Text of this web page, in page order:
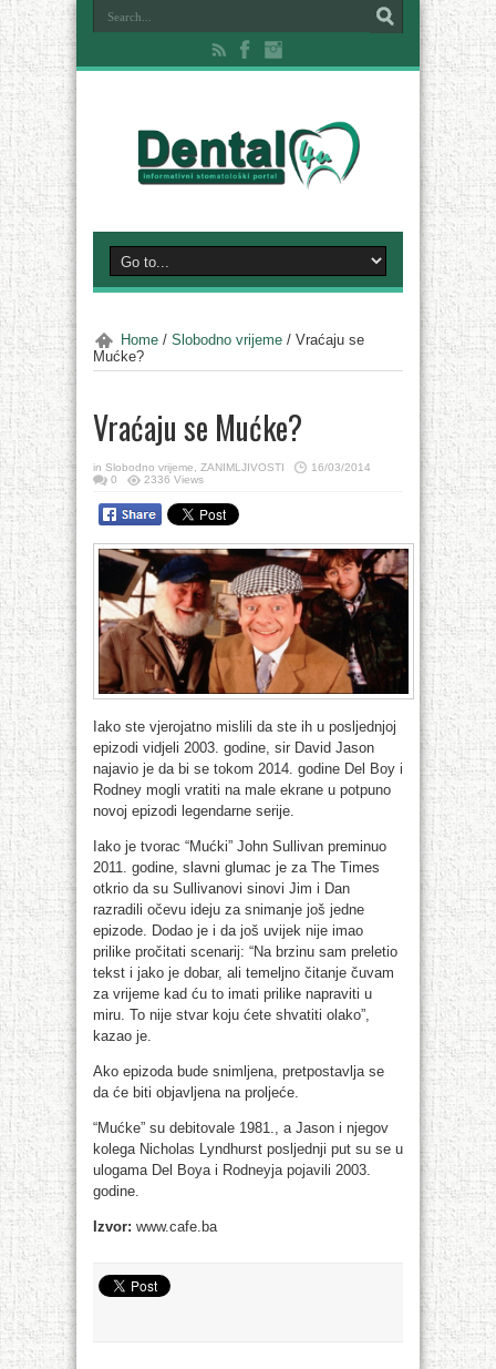
Home / Slobodno vrijeme / Vraćaju se
Mućke?
Vraćaju se Mućke?
in Slobodno vrijeme ZANIMLJIVOSTI
16/03/2014
0
2336 Views
Iako ste vjerojatno mislili da ste ih u posljednjoj
epizodi vidjeli 2003. godine, sir David Jason
najavio je da bi se tokom 2014. godine Del Boy i
Rodney mogli vratiti na male ekrane u potpuno
novoj epizodi legendarne serije.
Iako je tvorac “Mućki” John Sullivan preminuo
2011. godine, slavni glumac je za The Times
otkrio da su Sullivanovi sinovi Jim i Dan
razradili očevu ideju za snimanje još jedne
epizode. Dodao je i da još uvijek nije imao
prilike pročitati scenarij: “Na brzinu sam preletio
tekst i jako je dobar, ali temeljno čitanje čuvam
za vrijeme kad ću to imati prilike napraviti u
miru. To nije stvar koju ćete shvatiti olako”,
kazao je.
Ako epizoda bude snimljena, pretpostavlja se
da će biti objavljena na proljeće.
“Mućke” su debitovale 1981., a Jason i njegov
kolega Nicholas Lyndhurst posljednji put su se u
ulogama Del Boya i Rodneyja pojavili 2003.
godine.
Izvor: www.cafe.ba